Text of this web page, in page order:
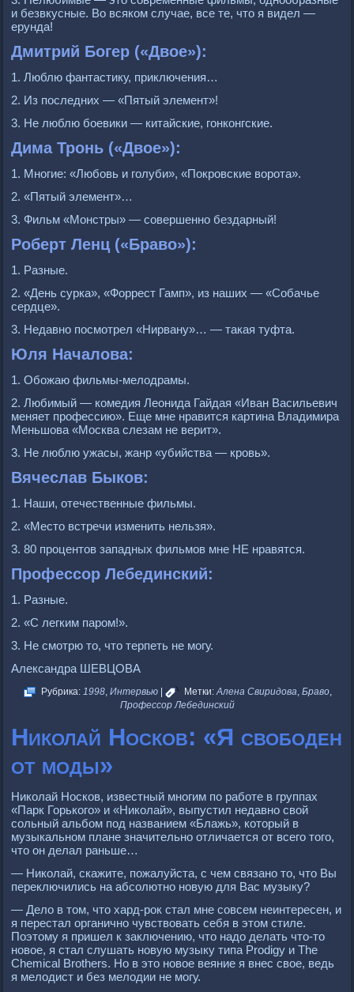
и безвкусные. Во всяком случае, все те, что я видел —
ерунда!
Дмитрий Богер («Двое»):
1. Люблю фантастику, приключения…
2. Из последних — «Пятый элемент»!
3. Не люблю боевики — китайские, гонконгские.
Дима Тронь («Двое»):
1. Многие: «Любовь и голуби», «Покровские ворота».
2. «Пятый элемент»…
3. Фильм «Монстры» — совершенно бездарный!
Роберт Ленц («Браво»):
1. Разные.
2. «День сурка», «Форрест Гамп», из наших — «Собачье
сердце».
3. Недавно посмотрел «Нирвану»… — такая туфта.
Юля Началова:
1. Обожаю фильмы-мелодрамы.
2. Любимый — комедия Леонида Гайдая «Иван Васильевич
меняет профессию». Еще мне нравится картина Владимира
Меньшова «Москва слезам не верит».
3. Не люблю ужасы, жанр «убийства — кровь».
Вячеслав Быков:
1. Наши, отечественные фильмы.
2. «Место встречи изменить нельзя».
3. 80 процентов западных фильмов мне НЕ нравятся.
Профессор Лебединский:
1. Разные.
2. «С легким паром!».
3. Не смотрю то, что терпеть не могу.
Александра ШЕВЦОВА
Рубрика: 1998, Интервью Метки: Алена Свиридова, Браво,
Профессор Лебединский
Николай Носков: «Я свободен
от моды»
Николай Носков, известный многим по работе в группах
«Парк Горького» и «Николай», выпустил недавно свой
сольный альбом под названием «Блажь», который в
музыкальном плане значительно отличается от всего того,
что он делал раньше…
— Николай, скажите, пожалуйста, с чем связано то, что Вы
переключились на абсолютно новую для Вас музыку?
— Дело в том, что хард-рок стал мне совсем неинтересен, и
я перестал органично чувствовать себя в этом стиле.
Поэтому я пришел к заключению, что надо делать что-то
новое, я стал слушать новую музыку типа Рrodigy и The
Chemical Brothers. Но в это новое веяние я внес свое, ведь
я мелодист и без мелодии не могу.